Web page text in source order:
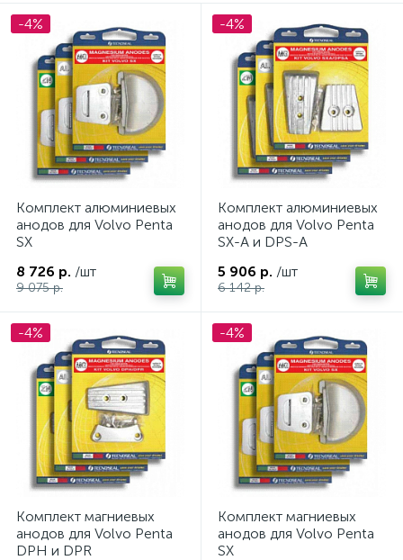
Анод прямоугольный с крепежной пластиной
Анодная защита лодочного мотора 129
Аноды для гребного вала
Комплектующие для транцевых плит 1
Комплекты анодов для угловых колонок 13
-4%
Комплект алюминиевых
анодов для Volvo Penta
SX
8 726 р. /шт
9 075 р.
-4%
Комплект алюминиевых
анодов для Volvo Penta
SX-A и DPS-A
5 906 р. /шт
6 142 р.
-4%
Комплект магниевых
анодов для Volvo Penta
DPH и DPR
-4%
Комплект магниевых
анодов для Volvo Penta
SX